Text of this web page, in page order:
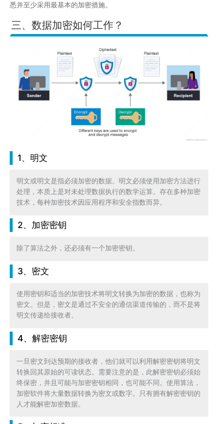
悉并至少采用最基本的加密措施。
三、数据加密如何工作？
1、明文
明文或明文是指必须加密的数据。明文必须使用加密方法进行
处理，本质上是对未处理数据执行的数学运算。存在多种加密
技术，每种加密技术因应用程序和安全指数而异。
2、加密密钥
除了算法之外，还必须有一个加密密钥。
3、密文
使用密钥和适当的加密技术将明文转换为加密的数据，也称为
密文。但是，密文是通过不安全的通信渠道传输的，而不是将
明文传递给接收者。
4、解密密钥
一旦密文到达预期的接收者，他们就可以利用解密密钥将明文
转换回其原始的可读状态。需要注意的是，此解密密钥必须始
终保密，并且可能与加密密钥相同，也可能不同。使用算法，
加密软件将大量数据转换为密文或数字。只有拥有解密密钥的
人才能解密加密数据。